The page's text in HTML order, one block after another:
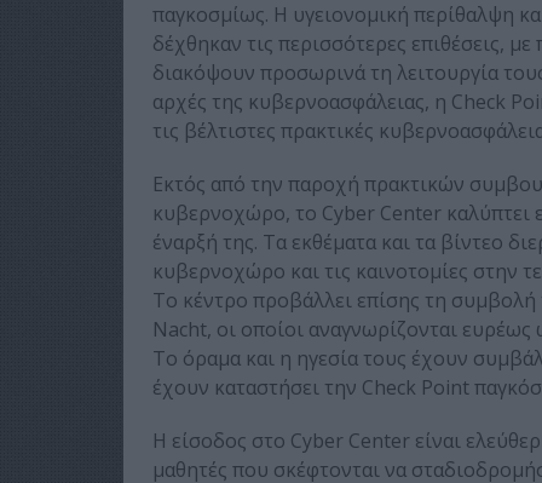
παγκοσμίως. Η υγειονομική περίθαλψη
δέχθηκαν τις περισσότερες επιθέσεις,
διακόψουν προσωρινά τη λειτουργία
αρχές της κυβερνοασφάλειας, η Check
τις βέλτιστες πρακτικές
Εκτός από την παροχή πρακτικών
κυβερνοχώρο, το Cyber Center καλύπτει
έναρξή της. Τα εκθέματα και τα βίντεο
κυβερνοχώρο και τις καινοτομίες στην
Το κέντρο προβάλλει επίσης τη
Nacht, οι οποίοι αναγνωρίζονται
Το όραμα και η ηγεσία τους έχουν
έχουν καταστήσει την Check Point
Η είσοδος στο Cyber Center είναι
μαθητές που σκέφτονται να